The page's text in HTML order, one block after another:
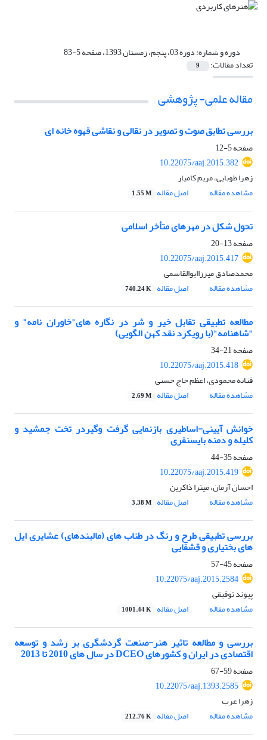
دوره و شماره:دوره 03، پنجم، زمستان 1393، صفحه 5-83
تعداد مقالات: 9
مقاله علمی- پژوهشی
بررسی تطابق صوت و تصویر در نقالی و نقاشی قهوه خانه ای
صفحه5-12
10.22075/aaj.2015.382
زهرا طوبایی، مریم کامیار
مشاهده مقاله
اصل مقاله 1.55 M
تحول شکل در مهرهای متأخر اسلامی
صفحه13-20
10.22075/aaj.2015.417
محمدصادق میرزاابوالقاسمی
مشاهده مقاله
اصل مقاله 740.24 K
مطالعه تطبیقی تقابل خیر و شر در نگاره های"خاوران نامه" و
"شاهنامه"(با رویکرد نقد کهن الگویی)
صفحه21-34
10.22075/aaj.2015.418
فتانه محمودی، اعظم حاج حسنی
مشاهده مقاله
اصل مقاله 2.69 M
خوانش آیینی-اساطیری بازنمایی گرفت وگیردر تخت جمشید و
کلیله و دمنه بایسنقری
صفحه35-44
10.22075/aaj.2015.419
احسان آرمان، میترا ذاکرین
مشاهده مقاله
اصل مقاله 3.38 M
بررسی تطبیقی طرح و رنگ در طناب های (مالبندهای) عشایری ایل
های بختیاری و قشقایی
صفحه45-57
10.22075/aaj.2015.2584
پیوند توفیقی
مشاهده مقاله
اصل مقاله 1001.44 K
بررسی و مطالعه تاثیر هنر-صنعت گردشگری بر رشد و توسعه
اقتصادی در ایران و کشورهای DCEO در سال های 2010 تا 2013
صفحه59-67
10.22075/aaj.1393.2585
زهرا عرب
مشاهده مقاله
اصل مقاله 212.76 K